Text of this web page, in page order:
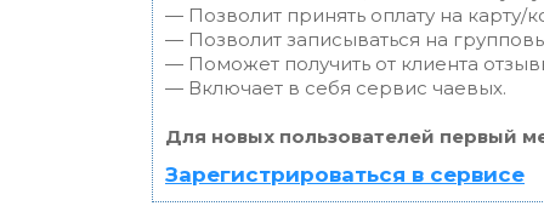
— Позволит принять оплату на карту/
— Позволит записываться на
— Поможет получить от клиента
— Включает в себя сервис чаевых.
Для новых пользователей первый
Зарегистрироваться в сервисе